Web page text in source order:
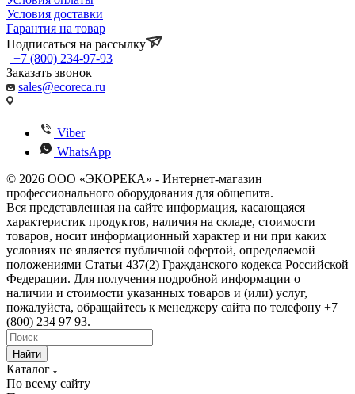
Условия доставки
Гарантия на товар
Подписаться на рассылку
+7 (800) 234-97-93
Заказать звонок
sales@ecoreca.ru
Viber
WhatsApp
© 2026 ООО «ЭКОРЕКА» - Интернет-магазин
профессионального оборудования для общепита.
Вся представленная на сайте информация, касающаяся
характеристик продуктов, наличия на складе, стоимости
товаров, носит информационный характер и ни при каких
условиях не является публичной офертой, определяемой
положениями Статьи 437(2) Гражданского кодекса Российской
Федерации. Для получения подробной информации о
наличии и стоимости указанных товаров и (или) услуг,
пожалуйста, обращайтесь к менеджеру сайта по телефону +7
(800) 234 97 93.
Найти
Каталог
По всему сайту